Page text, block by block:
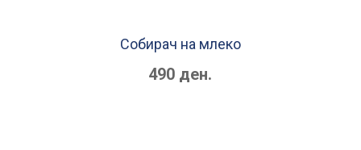
Собирач на млеко
490 ден.